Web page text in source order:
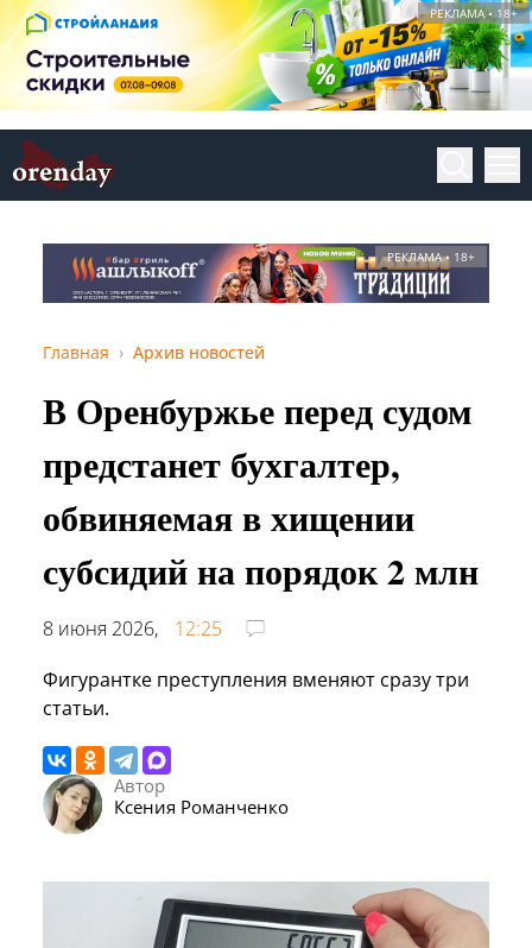
РЕКЛАМА • 18+
РЕКЛАМА • 18+
Главная Архив новостей
В Оренбуржье перед судом
предстанет бухгалтер,
обвиняемая в хищении
субсидий на порядок 2 млн
8 июня 2026,
12:25
Фигурантке преступления вменяют сразу три
статьи.
Автор
Ксения Романченко